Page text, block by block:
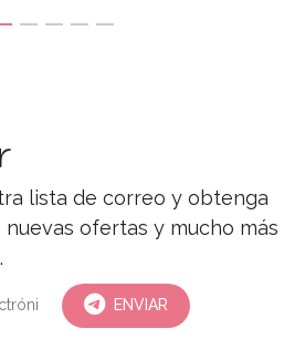
lista de correo y obtenga
ofertas y mucho más
ENVIAR